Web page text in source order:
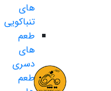
های
تنباکویی
طعم
های
دسری
طعم